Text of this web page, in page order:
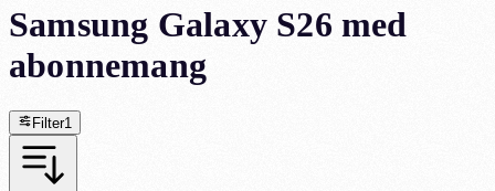
Samsung Galaxy S26 med
abonnemang
Filter1